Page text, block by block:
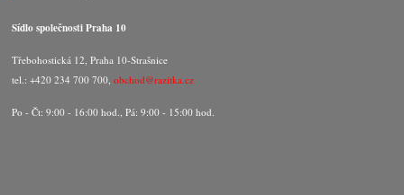
Sídlo společnosti Praha 10
Třebohostická 12, Praha 10-Strašnice
tel.: +420 234 700 700,obchod@razitka.cz
Po - Čt: 9:00 - 16:00 hod., Pá: 9:00 - 15:00 hod.